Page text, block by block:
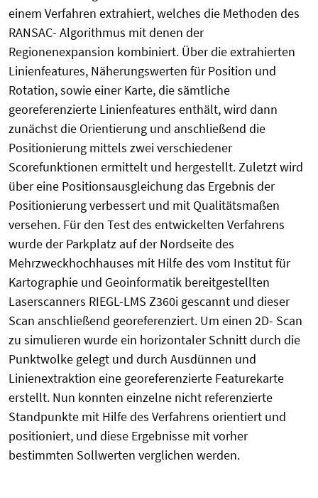
einem Verfahren extrahiert, welches die Methoden des
RANSAC- Algorithmus mit denen der
Regionenexpansion kombiniert. Über die extrahierten
Linienfeatures, Näherungswerten für Position und
Rotation, sowie einer Karte, die sämtliche
georeferenzierte Linienfeatures enthält, wird dann
zunächst die Orientierung und anschließend die
Positionierung mittels zwei verschiedener
Scorefunktionen ermittelt und hergestellt. Zuletzt wird
über eine Positionsausgleichung das Ergebnis der
Positionierung verbessert und mit Qualitätsmaßen
versehen. Für den Test des entwickelten Verfahrens
wurde der Parkplatz auf der Nordseite des
Mehrzweckhochhauses mit Hilfe des vom Institut für
Kartographie und Geoinformatik bereitgestellten
Laserscanners RIEGL-LMS Z360i gescannt und dieser
Scan anschließend georeferenziert. Um einen 2D- Scan
zu simulieren wurde ein horizontaler Schnitt durch die
Punktwolke gelegt und durch Ausdünnen und
Linienextraktion eine georeferenzierte Featurekarte
erstellt. Nun konnten einzelne nicht referenzierte
Standpunkte mit Hilfe des Verfahrens orientiert und
positioniert, und diese Ergebnisse mit vorher
bestimmten Sollwerten verglichen werden.